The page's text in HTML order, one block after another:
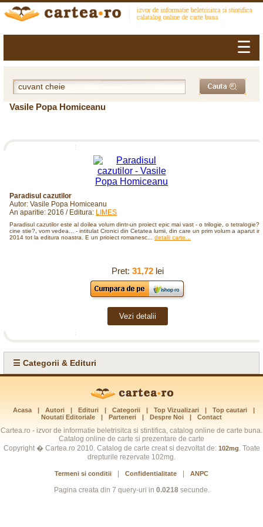
☰
Vasile Popa Homiceanu
Paradisul cazutilor
Autor: Vasile Popa Homiceanu
An aparitie: 2016 / Editura: LIMES
Paradisul cazutilor este al doilea volum dintr-un proiect epic mai vast - o trilogie, o tetralogie?,
cine stie?, vom vedea... - intitulat Cronici din Cetatea lumii, din care un prim volum a aparut in
2014 tot la editura noastra. E un prioiect romanesc... detalii carte...
Pret: 31,72lei
Vezi detalii
☰ Categorii & Edituri
Acasa | Autori | Edituri | Categorii | Top Vizualizari | Top cautari
|
Noutati Editoriale
| Parteneri | Despre Noi | Contact
Cartea.ro - izvor de informatie beletrisitca si stintifica, catalog online de carte buna.
Catalog online de carte si prezentare de carte
Copyright � Cartea.ro 2010. Catalog de carte creat si dezvoltat de: 102mg. Toate
drepturile rezervate 102mg.
Termeni si conditii Confidentialitate ANPC
Pagina creata din 7 query-uri in 0.0218secunde.